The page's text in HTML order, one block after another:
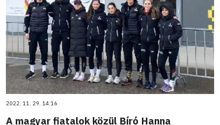
2022. 11. 29. 14:16
A magyar fiatalok közül Bíró Hanna